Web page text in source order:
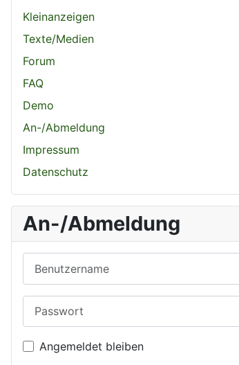
Kleinanzeigen
Texte/Medien
Forum
FAQ
Demo
An-/Abmeldung
Impressum
Datenschutz
An-/Abmeldung
Angemeldet bleiben